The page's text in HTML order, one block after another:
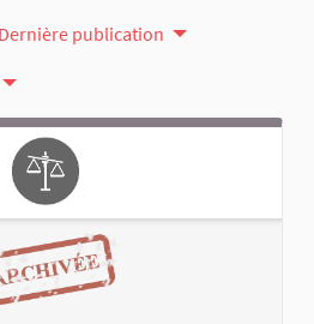
Dernière publication